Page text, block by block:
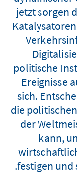
jetzt sorgen
politische
Ereignisse
sich.
die
der
kann,
festigen und